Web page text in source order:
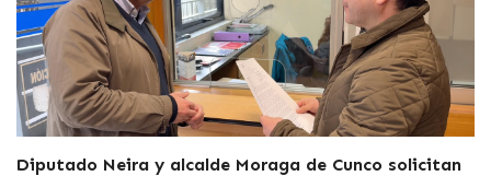
Diputado Neira y alcalde Moraga de Cunco solicitan